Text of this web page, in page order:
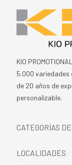
KIO
5.000 variedades
de 20 años de
personalizable.
CATEGORÍAS
LOCALIDADES